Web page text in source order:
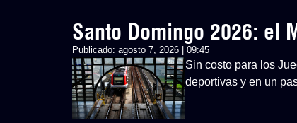
Santo Domingo 2026: el
Publicado: agosto 7, 2026 | 09:45
Sin costo para los
deportivas y en un